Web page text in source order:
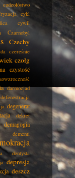
cudzołóstwo
cykl
cywil
Czarnobyl
Czechy
czereśnie
czołg
czystość
darmozjad
defenestracja
degenerat
dekret
demagogia
dementi
dentysta
depresja
deszcz